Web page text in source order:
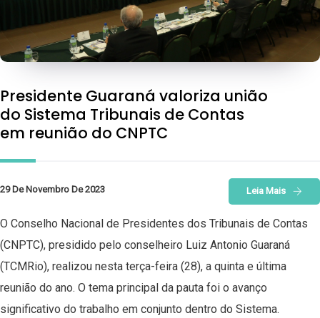
Presidente Guaraná valoriza união
do Sistema Tribunais de Contas
em reunião do CNPTC
29 De Novembro De 2023 Leia Mais
O Conselho Nacional de Presidentes dos Tribunais de Contas
(CNPTC), presidido pelo conselheiro Luiz Antonio Guaraná
(TCMRio), realizou nesta terça-feira (28), a quinta e última
reunião do ano. O tema principal da pauta foi o avanço
significativo do trabalho em conjunto dentro do Sistema.